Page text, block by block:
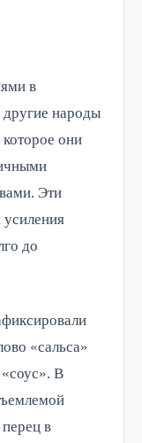
в
другие народы
они
Эти
усиления
до
«сальса»
«соус». В
в